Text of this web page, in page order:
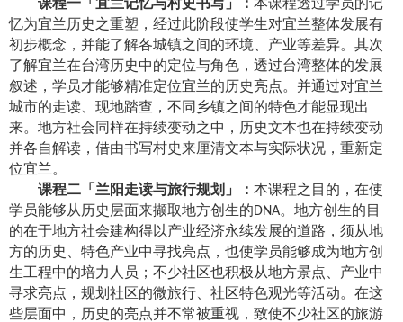
忆为宜兰历史之重塑，经过此阶段使学生对宜兰整体发展有
初步概念，并能了解各城镇之间的环境、产业等差异。其次
了解宜兰在台湾历史中的定位与角色，透过台湾整体的发展
叙述，学员才能够精准定位宜兰的历史亮点。并通过对宜兰
城市的走读、现地踏查，不同乡镇之间的特色才能显现出
来。地方社会同样在持续变动之中，历史文本也在持续变动
并各自解读，借由书写村史来厘清文本与实际状况，重新定
位宜兰。
课程二「兰阳走读与旅行规划」： 本课程之目的，在使
学员能够从历史层面来撷取地方创生的DNA。地方创生的目
的在于地方社会建构得以产业经济永续发展的道路，须从地
方的历史、特色产业中寻找亮点，也使学员能够成为地方创
生工程中的培力人员；不少社区也积极从地方景点、产业中
寻求亮点，规划社区的微旅行、社区特色观光等活动。在这
些层面中，历史的亮点并不常被重视，致使不少社区的旅游